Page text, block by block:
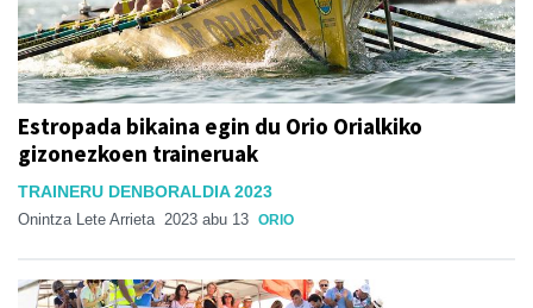
Estropada bikaina egin du Orio Orialkiko
gizonezkoen traineruak
TRAINERU DENBORALDIA 2023
Onintza Lete Arrieta 2023 abu 13 ORIO